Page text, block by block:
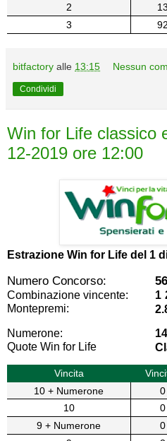
2
13
3
92
bitfactory alle 13:15 Nessun
Condividi
Win for Life classico
12-2019 ore 12:00
Estrazione Win for Life del 1
Numero Concorso:
Combinazione vincente:
1
Montepremi:
Numerone:
14
Quote Win for Life
Vincita
10 + Numerone
0
10
0
9 + Numerone
0